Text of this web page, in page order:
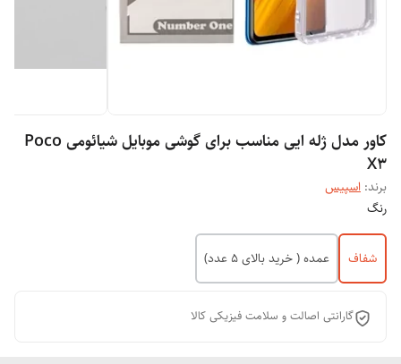
کاور مدل ژله ایی مناسب برای گوشی موبایل شیائومی Poco
X3
برند: اسپیس
رنگ
شفاف عمده ( خرید بالای 5 عدد)
گارانتی اصالت و سلامت فیزیکی کالا